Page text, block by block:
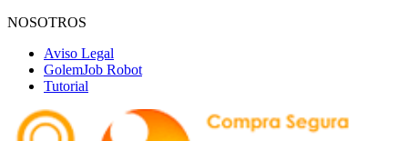
NOSOTROS
Aviso Legal
GolemJob Robot
Tutorial